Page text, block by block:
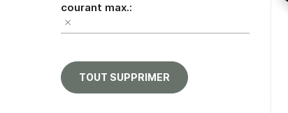
courant max.
TOUT SUPPRIMER